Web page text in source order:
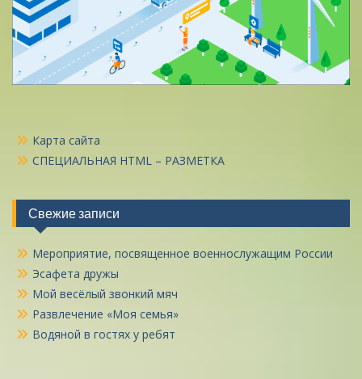
Карта сайта
СПЕЦИАЛЬНАЯ HTML – РАЗМЕТКА
Свежие записи
Мероприятие, посвященное военнослужащим России
Эсафета дружы
Мой весёлый звонкий мяч
Развлечение «Моя семья»
Водяной в гостях у ребят